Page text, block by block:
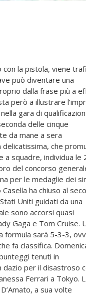
con la pistola, viene
può diventare una
dalla frase più a
però a illustrare
gara di
delle cinque
da mane a sera
delicatissima, che
a squadre, individua le
del concorso
per le medaglie dei
ha chiuso al
Uniti guidati da una
sono accorsi quasi
Gaga e Tom Cruise.
formula sarà 5-3-3,
fa classifica.
tenuti in
dazio per il disastroso
Ferrari a Tokyo.
a sua volte